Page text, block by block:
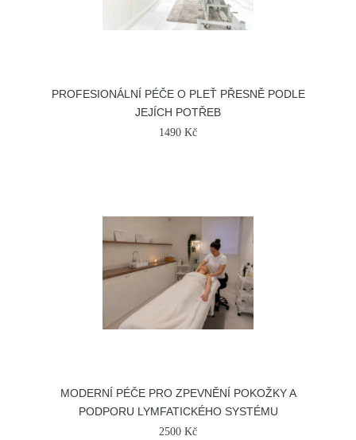
PROFESIONÁLNÍ PÉČE O PLEŤ PŘESNĚ PODLE
JEJÍCH POTŘEB
1490 Kč
MODERNÍ PÉČE PRO ZPEVNĚNÍ POKOŽKY A
PODPORU LYMFATICKÉHO SYSTÉMU
2500 Kč